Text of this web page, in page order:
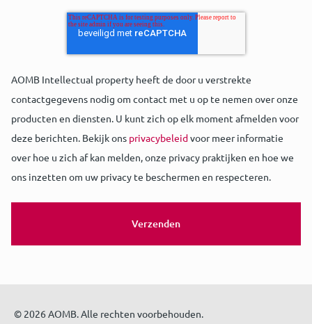
AOMB Intellectual property heeft de door u verstrekte
contactgegevens nodig om contact met u op te nemen over onze
producten en diensten. U kunt zich op elk moment afmelden voor
deze berichten. Bekijk ons privacybeleidvoor meer informatie
over hoe u zich af kan melden, onze privacy praktijken en hoe we
ons inzetten om uw privacy te beschermen en respecteren.
© 2026 AOMB. Alle rechten voorbehouden.